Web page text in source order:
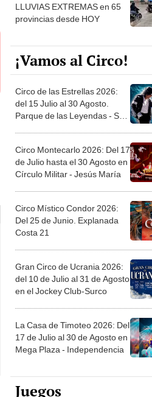
LLUVIAS EXTREMAS en 65
provincias desde HOY
¡Vamos al Circo!
Circo de las Estrellas 2026:
del 15 Julio al 30 Agosto.
Parque de las Leyendas - San
Circo Montecarlo 2026: Del 17
de Julio hasta el 30 Agosto en
Círculo Militar - Jesús María
Circo Místico Condor 2026:
Del 25 de Junio. Explanada
Costa 21
Gran Circo de Ucrania 2026:
del 10 de Julio al 31 de Agosto
en el Jockey Club-Surco
La Casa de Timoteo 2026: Del
17 de Julio al 30 de Agosto en
Mega Plaza - Independencia
Juegos